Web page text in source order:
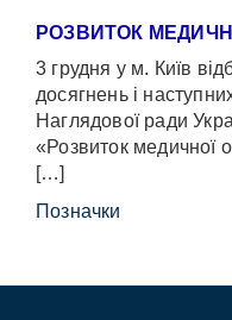
РОЗВИТОК
3 грудня у м. Київ
досягнень і
Наглядової ради
«Розвиток медичної
[…]
Позначки